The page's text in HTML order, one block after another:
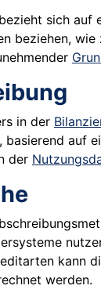
sich auf
beziehen,
in der
auf
der
kann
werden.